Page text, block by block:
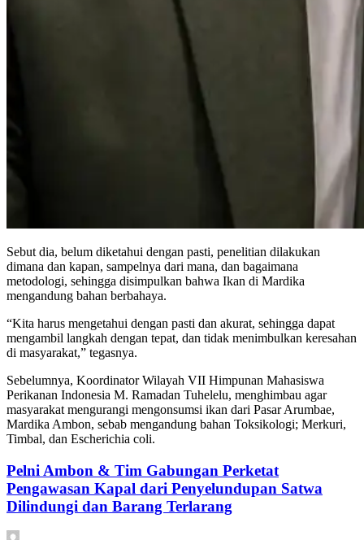
Sebut dia, belum diketahui dengan pasti, penelitian dilakukan
dimana dan kapan, sampelnya dari mana, dan bagaimana
metodologi, sehingga disimpulkan bahwa Ikan di Mardika
mengandung bahan berbahaya.
“Kita harus mengetahui dengan pasti dan akurat, sehingga dapat
mengambil langkah dengan tepat, dan tidak menimbulkan keresahan
di masyarakat,” tegasnya.
Sebelumnya, Koordinator Wilayah VII Himpunan Mahasiswa
Perikanan Indonesia M. Ramadan Tuhelelu, menghimbau agar
masyarakat mengurangi mengonsumsi ikan dari Pasar Arumbae,
Mardika Ambon, sebab mengandung bahan Toksikologi; Merkuri,
Timbal, dan Escherichia coli.
Pelni Ambon & Tim Gabungan Perketat
Pengawasan Kapal dari Penyelundupan Satwa
Dilindungi dan Barang Terlarang